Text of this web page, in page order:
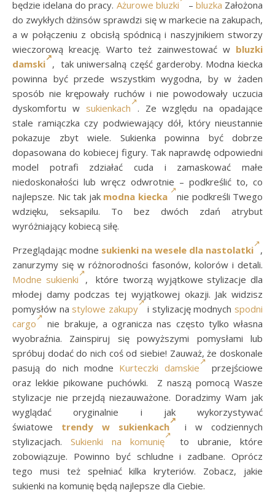
będzie idelana do pracy. Ażurowe bluzki – bluzka Założona
do zwykłych dżinsów sprawdzi się w markecie na zakupach,
a w połączeniu z obcisłą spódnicą i naszyjnikiem stworzy
wieczorową kreację. Warto też zainwestować w bluzki
damski , tak uniwersalną część garderoby. Modna kiecka
powinna być przede wszystkim wygodna, by w żaden
sposób nie krępowały ruchów i nie powodowały uczucia
dyskomfortu w sukienkach
. Ze względu na opadające
stale ramiączka czy podwiewający dół, który nieustannie
pokazuje zbyt wiele. Sukienka powinna być dobrze
dopasowana do kobiecej figury. Tak naprawdę odpowiedni
model potrafi zdziałać cuda i zamaskować małe
niedoskonałości lub wręcz odwrotnie – podkreślić to, co
najlepsze. Nic tak jak modna kiecka
nie podkreśli Twego
wdzięku, seksapilu. To bez dwóch zdań atrybut
wyróżniający kobiecą siłę.
Przeglądając modne sukienki na wesele dla nastolatki ,
zanurzymy się w różnorodności fasonów, kolorów i detali.
Modne sukienki
, które tworzą wyjątkowe stylizacje dla
młodej damy podczas tej wyjątkowej okazji. Jak widzisz
pomysłów na stylowe zakupy i stylizację modnych spodni
cargo
nie brakuje, a ogranicza nas często tylko własna
wyobraźnia. Zainspiruj się powyższymi pomysłami lub
spróbuj dodać do nich coś od siebie! Zauważ, że doskonale
pasują do nich modne Kurteczki damskie
przejściowe
oraz lekkie pikowane puchówki. Z naszą pomocą Wasze
stylizacje nie przejdą niezauważone. Doradzimy Wam jak
wyglądać oryginalnie i jak wykorzystywać
światowe trendy w sukienkach
i w codziennych
stylizacjach. Sukienki na komunię
to ubranie, które
zobowiązuje. Powinno być schludne i zadbane. Oprócz
tego musi też spełniać kilka kryteriów. Zobacz, jakie
sukienki na komunię będą najlepsze dla Ciebie.